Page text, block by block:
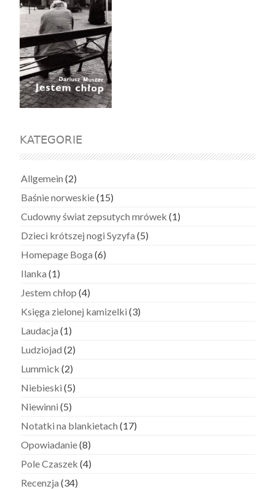
KATEGORIE
Allgemein (2)
Baśnie norweskie(15)
Cudowny świat zepsutych mrówek (1)
Dzieci krótszej nogi Syzyfa (5)
Homepage Boga (6)
Ilanka (1)
Jestem chłop (4)
Księga zielonej kamizelki (3)
Laudacja (1)
Ludziojad (2)
Lummick (2)
Niebieski (5)
Niewinni (5)
Notatki na blankietach (17)
Opowiadanie(8)
Pole Czaszek (4)
Recenzja (34)